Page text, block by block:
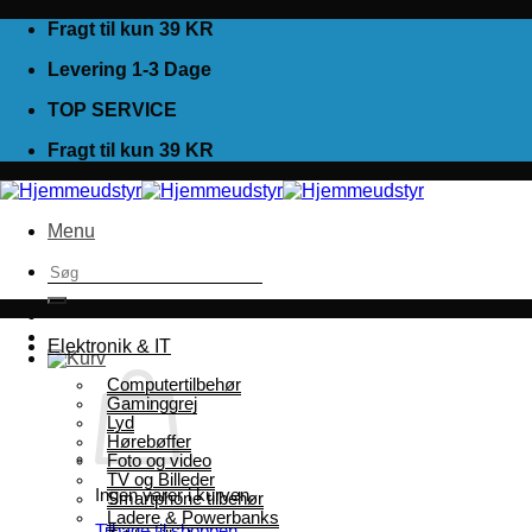
Fortsæt
indhold
Fragt til kun 39 KR
Levering 1-3 Dage
TOP SERVICE
Fragt til kun 39 KR
Menu
Søg
Ingen varer i kurven.
Elektronik & IT
Computertilbehør
Gaminggrej
Lyd
Hørebøffer
Foto og video
TV og Billeder
Smartphone tilbehør
Ladere & Powerbanks